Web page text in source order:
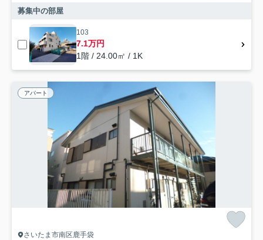
募集中の部屋
103
7.1万円
1階 / 24.00㎡ / 1K
アパート
さいたま市南区鹿手袋